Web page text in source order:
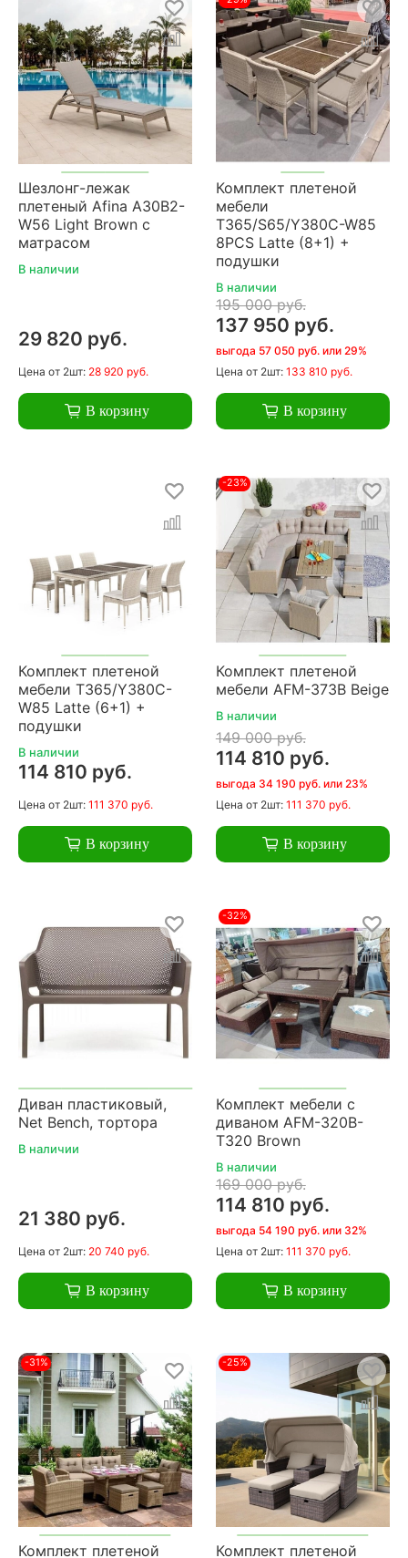
Шезлонг-лежак
плетеный Afina A30B2-
W56 Light Brown с
матрасом
В наличии
29 820 руб.
Цена от 2шт: 28 920 руб.
В корзину
Комплект плетеной
мебели
T365/S65/Y380C-W85
8PCS Latte (8+1) +
подушки
В наличии
195 000 руб.
137 950 руб.
выгода 57 050 руб. или 29%
Цена от 2шт: 133 810 руб.
В корзину
Комплект плетеной
мебели T365/Y380C-
W85 Latte (6+1) +
подушки
В наличии
114 810 руб.
Цена от 2шт: 111 370 руб.
В корзину
-23%
Комплект плетеной
мебели AFM-373B Beige
В наличии
149 000 руб.
114 810 руб.
выгода 34 190 руб. или 23%
Цена от 2шт: 111 370 руб.
В корзину
Диван пластиковый,
Net Bench, тортора
В наличии
21 380 руб.
Цена от 2шт: 20 740 руб.
В корзину
-32%
Комплект мебели с
диваном AFM-320B-
T320 Brown
В наличии
169 000 руб.
114 810 руб.
выгода 54 190 руб. или 32%
Цена от 2шт: 111 370 руб.
В корзину
-31%
Комплект плетеной
-25%
Комплект плетеной